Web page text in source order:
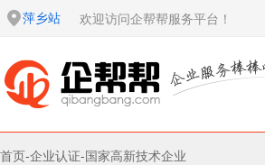
萍乡站 欢迎访问企帮帮服务平台！
首页-企业认证-国家高新技术企业